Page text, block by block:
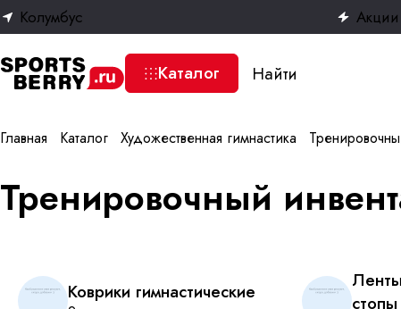
Колумбус Акции
Каталог
Главная Каталог Художественная гимнастика
Тренировочный
Коврики гимнастические
стопы